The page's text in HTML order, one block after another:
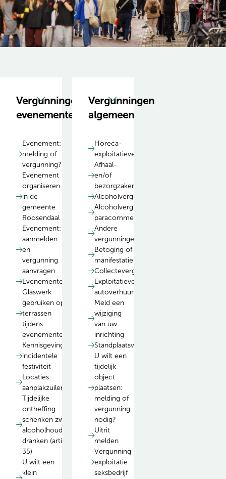
Vergunningen
evenementen
Evenement:
melding of
vergunning?
Evenement
organiseren
in de
gemeente
Roosendaal
Evenement:
aanmelden
en
vergunning
aanvragen
Evenementenbeleid
Glaswerk
gebruiken op
terrassen
tijdens
evenementen
Kennisgeving
incidentele
festiviteit
Locaties
aanplakzuilen
Tijdelijke
ontheffing
schenken zwak-
alcoholhoudende
dranken (artikel
35)
U wilt een
klein
Vergunningen
algemeen
Horeca-
exploitatievergunning
Afhaal-
en/of
bezorgzaken
Alcoholvergunning
Alcoholvergunning
paracommercieel
Andere
vergunningen
Betoging of
manifestatie
Collectevergunning
Exploitatievergunning
autoverhuur
Meld een
wijziging
van uw
inrichting
Standplaatsvergunning
U wilt een
tijdelijk
object
plaatsen:
melding of
vergunning
nodig?
Uitrit
melden
Vergunning
exploitatie
seksbedrijf